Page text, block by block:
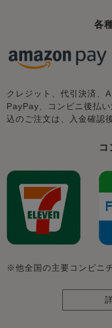
各
クレジット、代引決済、
PayPay、コンビニ後払
込のご注文は、入金確認
コ
※他全国の主要コンビニ